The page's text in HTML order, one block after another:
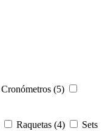
Cronómetros (5)
Raquetas (4)
Sets